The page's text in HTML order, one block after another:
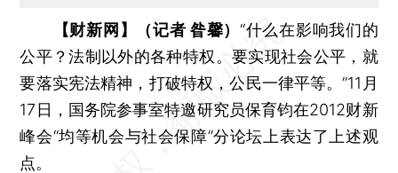
【财新网】（记者 昝馨）“什么在影响我们的
公平？法制以外的各种特权。要实现社会公平，就
要落实宪法精神，打破特权，公民一律平等。”11月
17日，国务院参事室特邀研究员保育钧在2012财新
峰会“均等机会与社会保障”分论坛上表达了上述观
点。